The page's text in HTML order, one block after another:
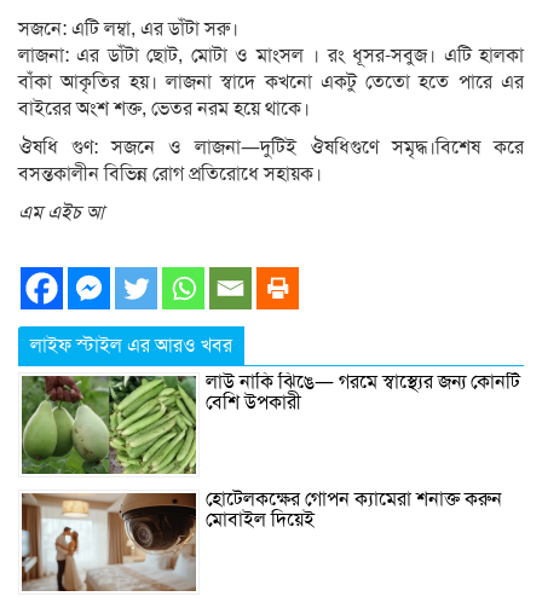
সজনে: এটি লম্বা, এর ডাঁটা সরু।
লাজনা: এর ডাঁটা ছোট, মোটা ও মাংসল । রং ধূসর-সবুজ। এটি হালকা
বাঁকা আকৃতির হয়। লাজনা স্বাদে কখনো একটু তেতো হতে পারে এর
বাইরের অংশ শক্ত, ভেতর নরম হয়ে থাকে।
ঔষধি গুণ: সজনে ও লাজনা—দুটিই ঔষধিগুণে সমৃদ্ধ।বিশেষ করে
বসন্তকালীন বিভিন্ন রোগ প্রতিরোধে সহায়ক।
এম এইচ আ
লাইফ স্টাইল এর আরও খবর
লাউ নাকি ঝিঙে— গরমে স্বাস্থ্যের জন্য কোনটি
বেশি উপকারী
হোটেলকক্ষের গোপন ক্যামেরা শনাক্ত করুন
মোবাইল দিয়েই